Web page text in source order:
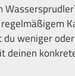
du weniger
deinen